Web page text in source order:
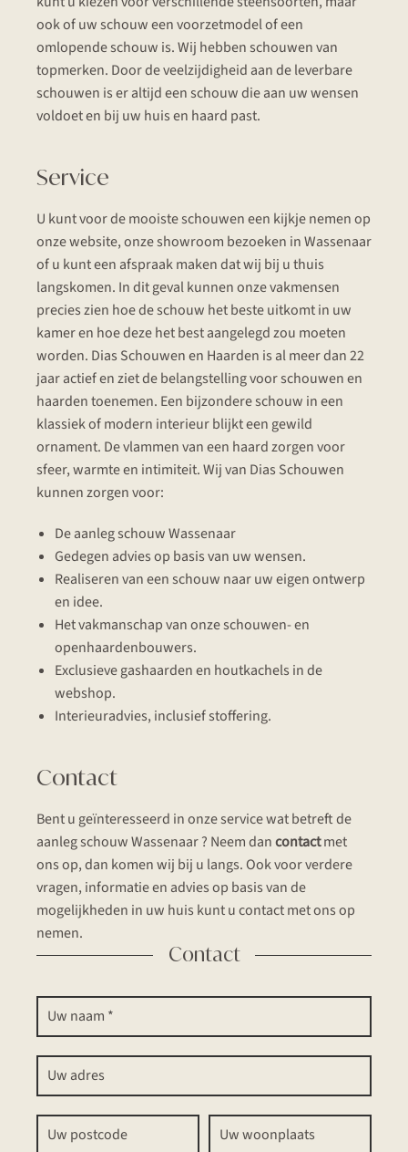
ook of uw schouw een voorzetmodel of een
omlopende schouw is. Wij hebben schouwen van
topmerken. Door de veelzijdigheid aan de leverbare
schouwen is er altijd een schouw die aan uw wensen
voldoet en bij uw huis en haard past.
Service
U kunt voor de mooiste schouwen een kijkje nemen op
onze website, onze showroom bezoeken in Wassenaar
of u kunt een afspraak maken dat wij bij u thuis
langskomen. In dit geval kunnen onze vakmensen
precies zien hoe de schouw het beste uitkomt in uw
kamer en hoe deze het best aangelegd zou moeten
worden. Dias Schouwen en Haarden is al meer dan 22
jaar actief en ziet de belangstelling voor schouwen en
haarden toenemen. Een bijzondere schouw in een
klassiek of modern interieur blijkt een gewild
ornament. De vlammen van een haard zorgen voor
sfeer, warmte en intimiteit. Wij van Dias Schouwen
kunnen zorgen voor:
De aanleg schouw Wassenaar
Gedegen advies op basis van uw wensen.
Realiseren van een schouw naar uw eigen ontwerp
en idee.
Het vakmanschap van onze schouwen- en
openhaardenbouwers.
Exclusieve gashaarden en houtkachels in de
webshop.
Interieuradvies, inclusief stoffering.
Contact
Bent u geïnteresseerd in onze service wat betreft de
aanleg schouw Wassenaar ? Neem dancontactmet
ons op, dan komen wij bij u langs. Ook voor verdere
vragen, informatie en advies op basis van de
mogelijkheden in uw huis kunt u contact met ons op
nemen.
Contact